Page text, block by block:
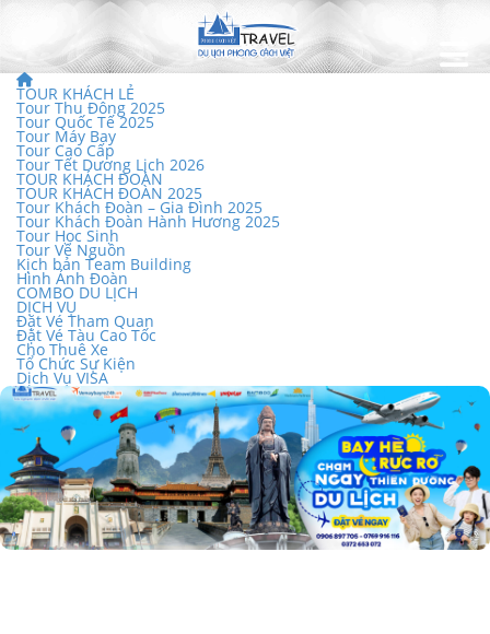
TOUR KHÁCH LẺ
Tour Thu Đông 2025
Tour Quốc Tế 2025
Tour Máy Bay
Tour Cao Cấp
Tour Tết Dương Lịch 2026
TOUR KHÁCH ĐOÀN
TOUR KHÁCH ĐOÀN 2025
Tour Khách Đoàn – Gia Đình 2025
Tour Khách Đoàn Hành Hương 2025
Tour Học Sinh
Tour Về Nguồn
Kịch bản Team Building
Hình Ảnh Đoàn
COMBO DU LỊCH
DỊCH VỤ
Đặt Vé Tham Quan
Đặt Vé Tàu Cao Tốc
Cho Thuê Xe
Tổ Chức Sự Kiện
Dịch Vụ VISA